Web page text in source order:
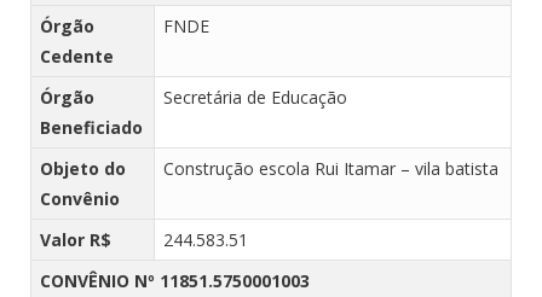
Órgão
Cedente
FNDE
Órgão
Beneficiado
Secretária de Educação
Objeto do
Convênio
Construção escola Rui Itamar – vila batista
Valor R$
244.583.51
CONVÊNIO Nº 11851.5750001003